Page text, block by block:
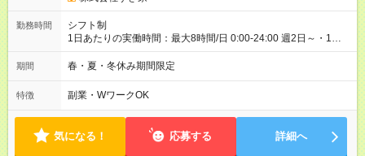
勤務時間
シフト制
1日あたりの実働時間：最大8時間/日 0:00-24:00 週2日～・1日
2h～OK ＜シフト例＞ 〇朝帯 5:00-9:00 〇昼帯 9:00-14:00 〇午
後帯 14:00-18:00 〇夜帯 18:00-22:00 〇深夜帯 22:00-翌5:00 基
ます♪
期間 春・夏・冬休み期間限定
特徴 副業・WワークOK
気になる！ 応募する 詳細へ